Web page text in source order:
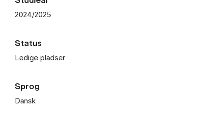
2024/2025
Status
Ledige pladser
Sprog
Dansk